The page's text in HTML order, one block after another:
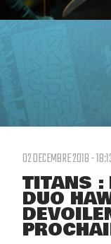
02 DECEMBRE 2018 -
TITANS :
DUO